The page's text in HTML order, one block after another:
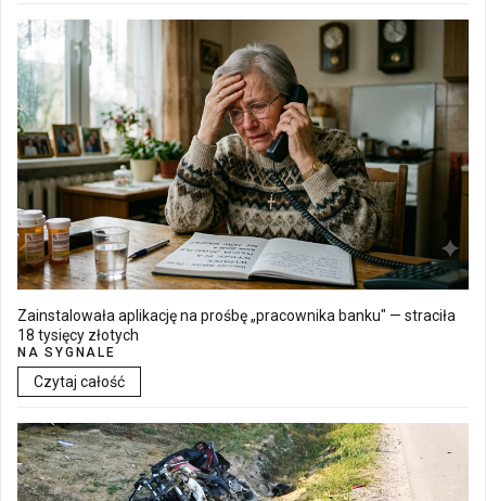
Zainstalowała aplikację na prośbę „pracownika banku" — straciła
18 tysięcy złotych
NA SYGNALE
Czytaj całość